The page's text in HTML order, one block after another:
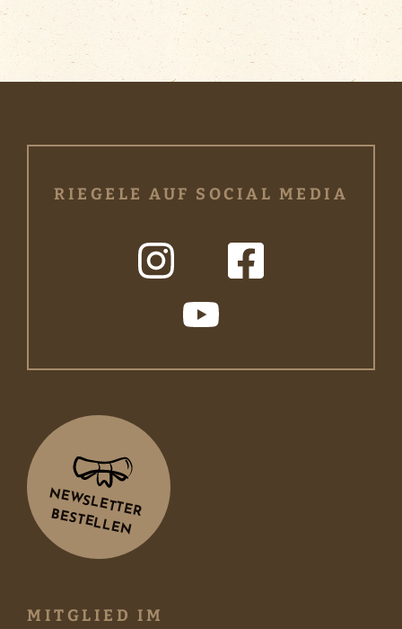
RIEGELE AUF SOCIAL MEDIA
NEWSLETTER
BESTELLEN
MITGLIED IM